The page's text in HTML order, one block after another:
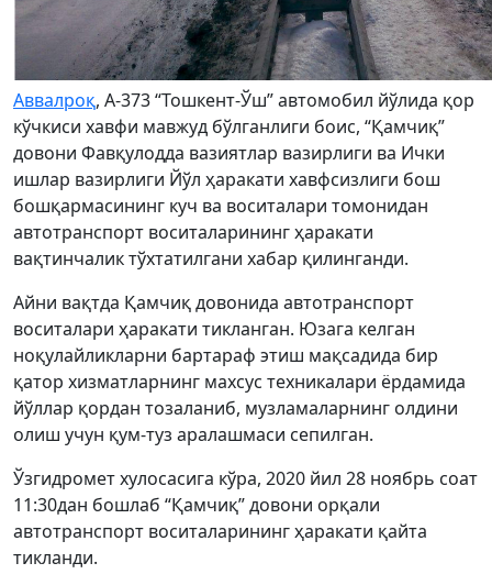
Аввалроқ, А-373 “Тошкент-Ўш” автомобил йўлида қор
кўчкиси хавфи мавжуд бўлганлиги боис, “Қамчиқ”
довони Фавқулодда вазиятлар вазирлиги ва Ички
ишлар вазирлиги Йўл ҳаракати хавфсизлиги бош
бошқармасининг куч ва воситалари томонидан
автотранспорт воситаларининг ҳаракати
вақтинчалик тўхтатилгани хабар қилинганди.
Айни вақтда Қамчиқ довонида автотранспорт
воситалари ҳаракати тикланган. Юзага келган
ноқулайликларни бартараф этиш мақсадида бир
қатор хизматларнинг махсус техникалари ёрдамида
йўллар қордан тозаланиб, музламаларнинг олдини
олиш учун қум-туз аралашмаси сепилган.
Ўзгидромет хулосасига кўра, 2020 йил 28 ноябрь соат
11:30дан бошлаб “Қамчиқ” довони орқали
автотранспорт воситаларининг ҳаракати қайта
тикланди.